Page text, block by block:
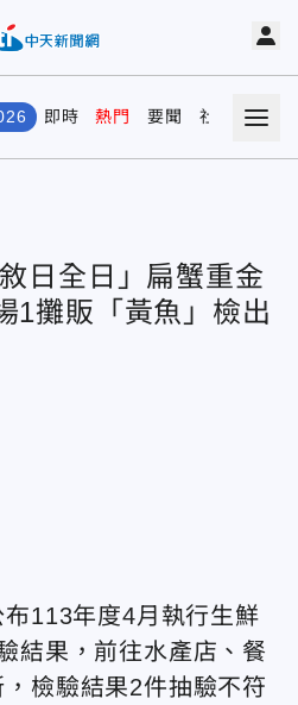
即時 熱門 要聞 社會 娛樂
日全日」扁蟹重金
1攤販「黃魚」檢出
113年度4月執行生鮮
結果，前往水產店、餐
檢驗結果2件抽驗不符